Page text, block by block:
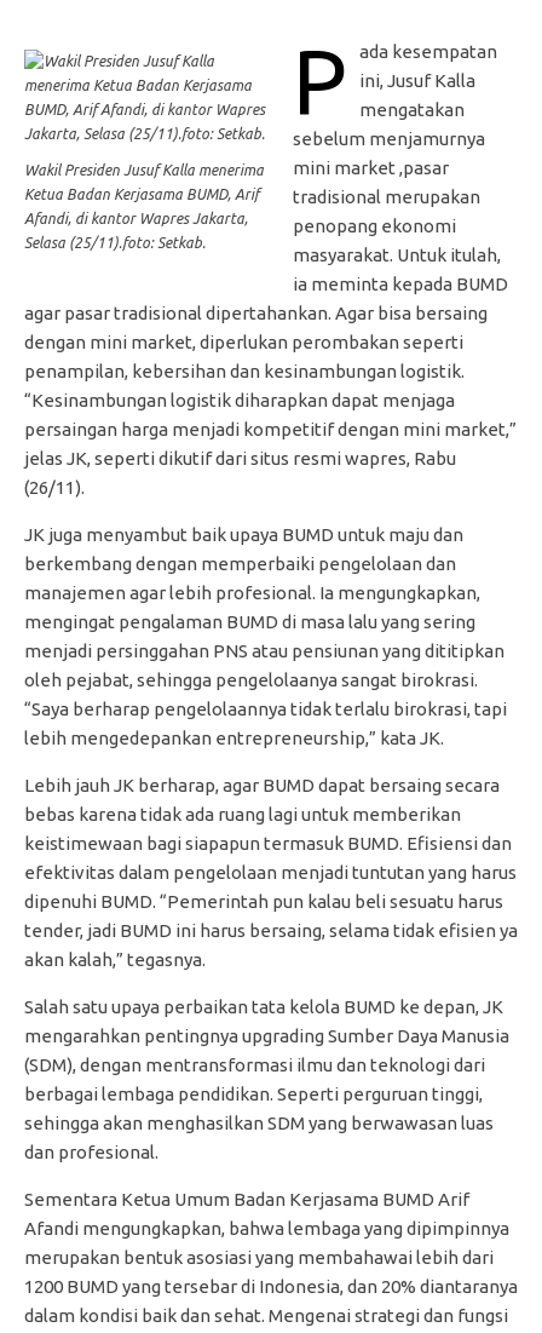
Wakil Presiden Jusuf Kalla menerima
Ketua Badan Kerjasama BUMD, Arif
Afandi, di kantor Wapres Jakarta,
Selasa (25/11).foto: Setkab.
P
ada kesempatan
ini, Jusuf Kalla
mengatakan
sebelum menjamurnya
mini market ,pasar
tradisional merupakan
penopang ekonomi
masyarakat. Untuk itulah,
ia meminta kepada BUMD
agar pasar tradisional dipertahankan. Agar bisa bersaing
dengan mini market, diperlukan perombakan seperti
penampilan, kebersihan dan kesinambungan logistik.
“Kesinambungan logistik diharapkan dapat menjaga
persaingan harga menjadi kompetitif dengan mini market,”
jelas JK, seperti dikutif dari situs resmi wapres, Rabu
(26/11).
JK juga menyambut baik upaya BUMD untuk maju dan
berkembang dengan memperbaiki pengelolaan dan
manajemen agar lebih profesional. Ia mengungkapkan,
mengingat pengalaman BUMD di masa lalu yang sering
menjadi persinggahan PNS atau pensiunan yang dititipkan
oleh pejabat, sehingga pengelolaanya sangat birokrasi.
“Saya berharap pengelolaannya tidak terlalu birokrasi, tapi
lebih mengedepankan entrepreneurship,” kata JK.
Lebih jauh JK berharap, agar BUMD dapat bersaing secara
bebas karena tidak ada ruang lagi untuk memberikan
keistimewaan bagi siapapun termasuk BUMD. Efisiensi dan
efektivitas dalam pengelolaan menjadi tuntutan yang harus
dipenuhi BUMD. “Pemerintah pun kalau beli sesuatu harus
tender, jadi BUMD ini harus bersaing, selama tidak efisien ya
akan kalah,” tegasnya.
Salah satu upaya perbaikan tata kelola BUMD ke depan, JK
mengarahkan pentingnya upgrading Sumber Daya Manusia
(SDM), dengan mentransformasi ilmu dan teknologi dari
berbagai lembaga pendidikan. Seperti perguruan tinggi,
sehingga akan menghasilkan SDM yang berwawasan luas
dan profesional.
Sementara Ketua Umum Badan Kerjasama BUMD Arif
Afandi mengungkapkan, bahwa lembaga yang dipimpinnya
merupakan bentuk asosiasi yang membahawai lebih dari
1200 BUMD yang tersebar di Indonesia, dan 20% diantaranya
dalam kondisi baik dan sehat. Mengenai strategi dan fungsi